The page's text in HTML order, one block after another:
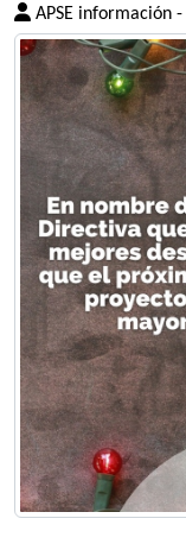
APSE información -